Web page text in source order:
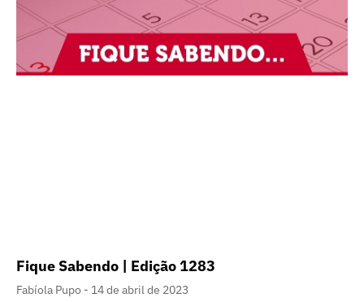
Fique Sabendo | Edição 1283
Fabíola Pupo
14 de abril de 2023